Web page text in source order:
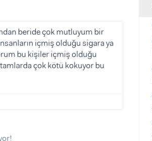
beride çok mutluyum bir
içmiş olduğu sigara ya
bu kişiler içmiş olduğu
çok kötü kokuyor bu